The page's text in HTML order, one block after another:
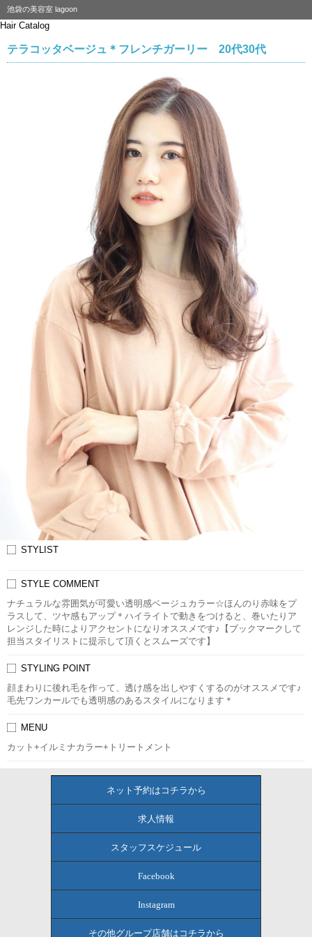
池袋の美容室 lagoon
Hair Catalog
テラコッタベージュ＊フレンチガーリー 20代30代
STYLIST
STYLE COMMENT
ナチュラルな雰囲気が可愛い透明感ベージュカラー☆ほんのり赤味をプ
ラスして、ツヤ感もアップ＊ハイライトで動きをつけると、巻いたりア
レンジした時によりアクセントになりオススメです♪【ブックマークして
担当スタイリストに提示して頂くとスムーズです】
STYLING POINT
顔まわりに後れ毛を作って、透け感を出しやすくするのがオススメです♪
毛先ワンカールでも透明感のあるスタイルになります＊
MENU
カット+イルミナカラー+トリートメント
ネット予約はコチラから
求人情報
スタッフスケジュール
Facebook
Instagram
その他グループ店舗はコチラから